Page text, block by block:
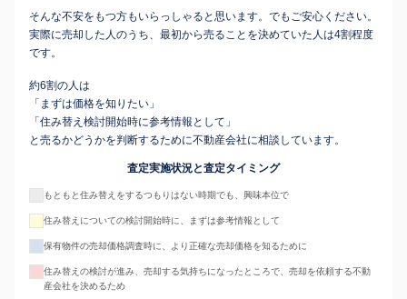
そんな不安をもつ方もいらっしゃると思います。でもご安心ください。
実際に売却した人のうち、最初から売ることを決めていた人は4割程度
です。
約6割の人は
「まずは価格を知りたい」
「住み替え検討開始時に参考情報として」
と売るかどうかを判断するために不動産会社に相談しています。
査定実施状況と査定タイミング
もともと住み替えをするつもりはない時期でも、興味本位で
住み替えについての検討開始時に、まずは参考情報として
保有物件の売却価格調査時に、より正確な売却価格を知るために
住み替えの検討が進み、売却する気持ちになったところで、売却を依頼する不動
産会社を決めるため